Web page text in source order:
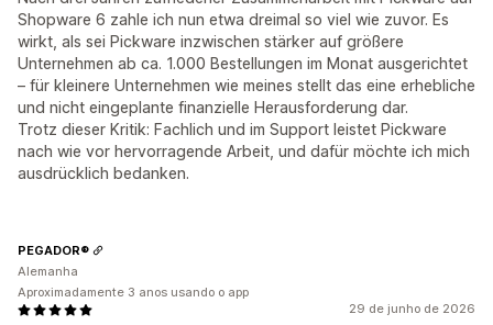
Shopware 6 zahle ich nun etwa dreimal so viel wie zuvor. Es
wirkt, als sei Pickware inzwischen stärker auf größere
Unternehmen ab ca. 1.000 Bestellungen im Monat ausgerichtet
– für kleinere Unternehmen wie meines stellt das eine erhebliche
und nicht eingeplante finanzielle Herausforderung dar.
Trotz dieser Kritik: Fachlich und im Support leistet Pickware
nach wie vor hervorragende Arbeit, und dafür möchte ich mich
ausdrücklich bedanken.
29 de junho de 2026
PEGADOR®
Alemanha
Aproximadamente 3 anos usando o app